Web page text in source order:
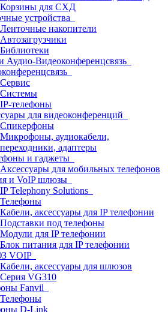
Корзины для СХД
устройства
Ленточные накопители
Автозагрузчики
Библиотеки
Аудио-Видеоконференцсвязь
Сервис
Системы
IP-телефоны
для видеоконференций
Спикерфоны
Микрофоны, аудиокабели,
переходники, адаптеры
и гаджеты
Аксессуары для мобильных телефонов
и VoIP шлюзы
Telephony Solutions
Телефоны
Кабели, аксессуары для IP телефонии
Подставки под телефоны
Модули для IP телефонии
Блок питания для IP телефонии
VOIP
Кабели, аксессуары для шлюзов
Серия VG310
Fanvil
Телефоны
D-Link